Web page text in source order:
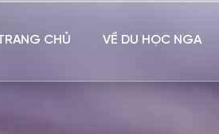
CHỦ VỀ DU HỌC NGA